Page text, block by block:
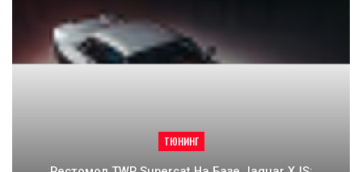
ТЮНИНГ